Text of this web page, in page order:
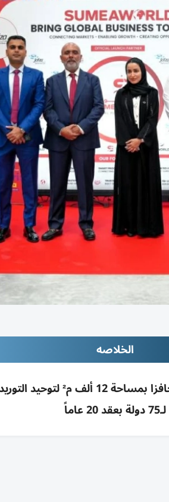
الخلاصه
مجموعة «سوميا» تدشن «سوميا
لـ75 دولة بعقد 20 عاماً